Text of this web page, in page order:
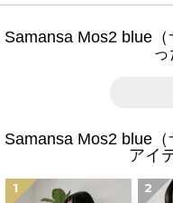
Samansa Mos2 blue
Samansa Mos2 blue
アイ
1 2